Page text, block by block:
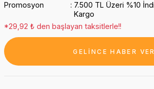
Promosyon
7.500 TL Üzeri %10
Kargo
*29,92 ₺ den başlayan taksitlerle!!
GELİNCE HABER VER